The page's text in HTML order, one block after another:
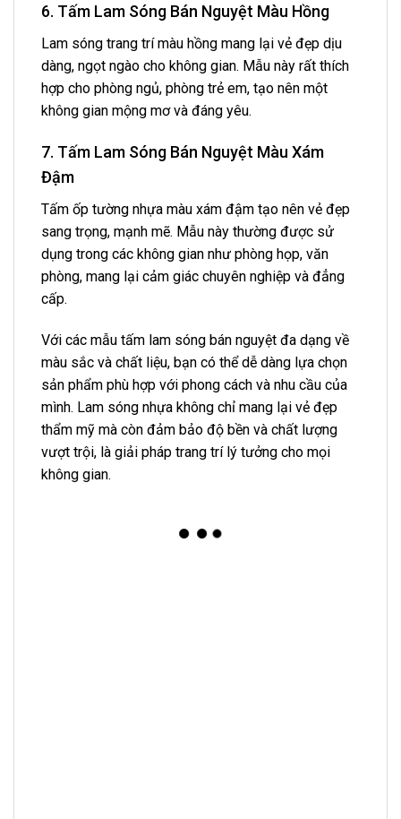
6. Tấm Lam Sóng Bán Nguyệt Màu Hồng
Lam sóng trang trí màu hồng mang lại vẻ đẹp dịu
dàng, ngọt ngào cho không gian. Mẫu này rất thích
hợp cho phòng ngủ, phòng trẻ em, tạo nên một
không gian mộng mơ và đáng yêu.
7. Tấm Lam Sóng Bán Nguyệt Màu Xám
Đậm
Tấm ốp tường nhựa màu xám đậm tạo nên vẻ đẹp
sang trọng, mạnh mẽ. Mẫu này thường được sử
dụng trong các không gian như phòng họp, văn
phòng, mang lại cảm giác chuyên nghiệp và đẳng
cấp.
Với các mẫu tấm lam sóng bán nguyệt đa dạng về
màu sắc và chất liệu, bạn có thể dễ dàng lựa chọn
sản phẩm phù hợp với phong cách và nhu cầu của
mình. Lam sóng nhựa không chỉ mang lại vẻ đẹp
thẩm mỹ mà còn đảm bảo độ bền và chất lượng
vượt trội, là giải pháp trang trí lý tưởng cho mọi
không gian.